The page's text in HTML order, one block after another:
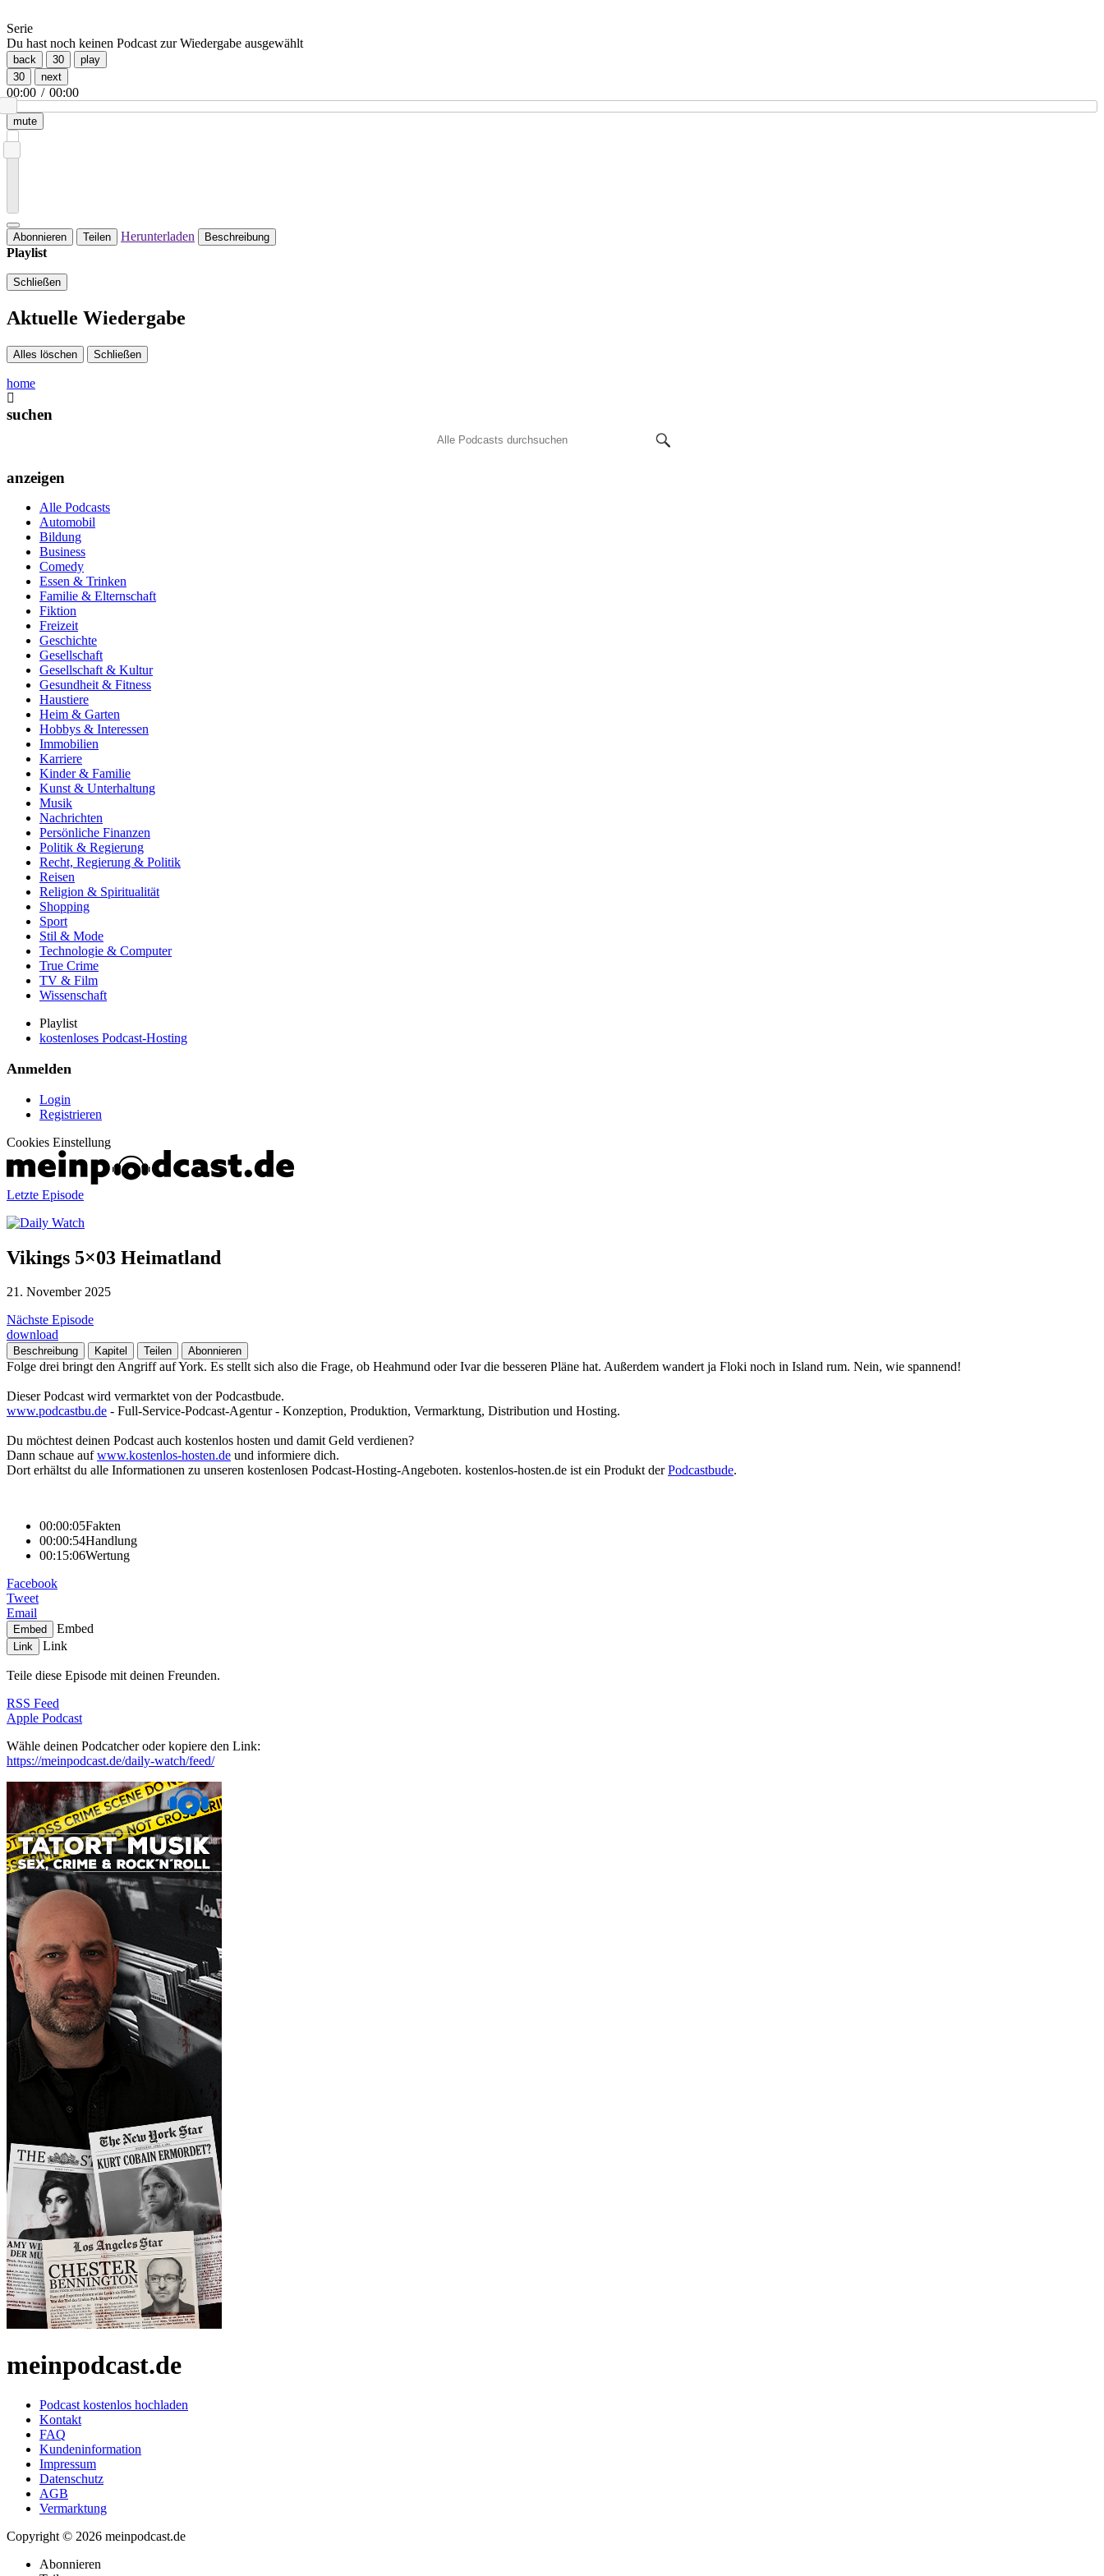
Serie
Du hast noch keinen Podcast zur Wiedergabe ausgewählt
back 30
play
30
next
00:00 / 00:00
mute
Abonnieren Teilen Herunterladen Beschreibung
Playlist
Schließen
Aktuelle Wiedergabe
Alles löschen Schließen
home
suchen
anzeigen
Alle Podcasts
Automobil
Bildung
Business
Comedy
Essen & Trinken
Familie & Elternschaft
Fiktion
Freizeit
Geschichte
Gesellschaft
Gesellschaft & Kultur
Gesundheit & Fitness
Haustiere
Heim & Garten
Hobbys & Interessen
Immobilien
Karriere
Kinder & Familie
Kunst & Unterhaltung
Musik
Nachrichten
Persönliche Finanzen
Politik & Regierung
Recht, Regierung & Politik
Reisen
Religion & Spiritualität
Shopping
Sport
Stil & Mode
Technologie & Computer
True Crime
TV & Film
Wissenschaft
Playlist
kostenloses Podcast-Hosting
Anmelden
Login
Registrieren
Cookies Einstellung
Letzte Episode
Vikings 5×03 Heimatland
21. November 2025
Nächste Episode
download
Beschreibung Kapitel Teilen Abonnieren
Folge drei bringt den Angriff auf York. Es stellt sich also die Frage, ob Heahmund oder Ivar die besseren Pläne hat. Außerdem wandert ja Floki noch in Island rum. Nein, wie spannend!
Dieser Podcast wird vermarktet von der Podcastbude.
www.podcastbu.de - Full-Service-Podcast-Agentur - Konzeption, Produktion, Vermarktung, Distribution und Hosting.
Du möchtest deinen Podcast auch kostenlos hosten und damit Geld verdienen?
Dann schaue aufwww.kostenlos-hosten.de und informiere dich.
Dort erhältst du alle Informationen zu unseren kostenlosen Podcast-Hosting-Angeboten. kostenlos-hosten.de ist ein Produkt derPodcastbude.
00:00:05Fakten
00:00:54Handlung
00:15:06Wertung
Facebook
Tweet
Email
Embed Embed
Link Link
Teile diese Episode mit deinen Freunden.
RSS Feed
Apple Podcast
Wähle deinen Podcatcher oder kopiere den Link:
https://meinpodcast.de/daily-watch/feed/
meinpodcast.de
Podcast kostenlos hochladen
Kontakt
FAQ
Kundeninformation
Impressum
Datenschutz
AGB
Vermarktung
Copyright © 2026 meinpodcast.de
Abonnieren